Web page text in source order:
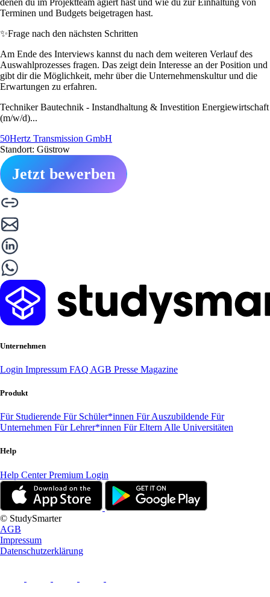
Terminen und Budgets beigetragen hast.
✨Frage nach den nächsten Schritten
Am Ende des Interviews kannst du nach dem weiteren Verlauf des
Auswahlprozesses fragen. Das zeigt dein Interesse an der Position und
gibt dir die Möglichkeit, mehr über die Unternehmenskultur und die
Erwartungen zu erfahren.
Techniker Bautechnik - Instandhaltung & Investition Energiewirtschaft
(m/w/d)...
50Hertz Transmission GmbH
Standort: Güstrow
Jetzt bewerben
Unternehmen
Login Impressum FAQ AGB Presse Magazine
Produkt
Für Studierende Für Schüler*innen Für Auszubildende Für
Unternehmen Für Lehrer*innen Für Eltern Alle Universitäten
Help
Help CenterPremium Login
© StudySmarter
AGB
Impressum
Datenschutzerklärung